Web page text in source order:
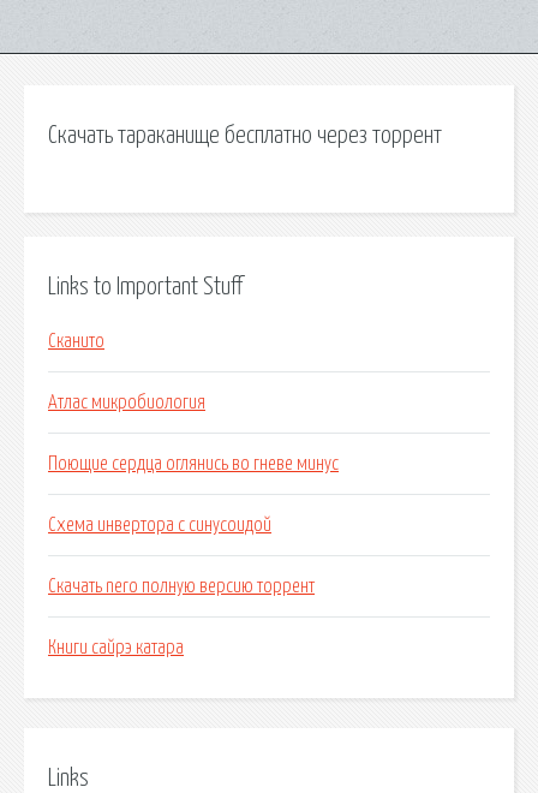
Скачать тараканище бесплатно через торрент
Links to Important Stuff
Сканито
Атлас микробиология
Поющие сердца оглянись во гневе минус
Схема инвертора с синусоидой
Скачать nero полную версию торрент
Книги сайрэ катара
Links